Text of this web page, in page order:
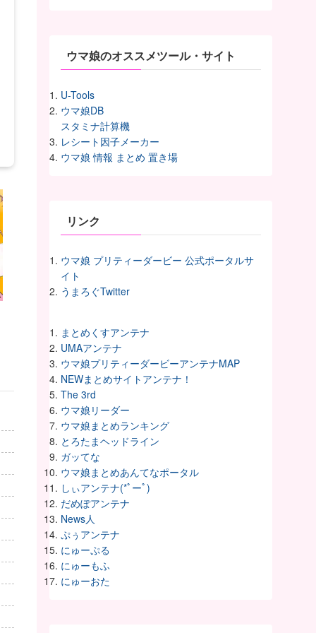
ウマ娘のオススメツール・サイト
U-Tools
ウマ娘DB
スタミナ計算機
レシート因子メーカー
ウマ娘 情報 まとめ 置き場
リンク
ウマ娘 プリティーダービー 公式ポータルサ
イト
うまろぐTwitter
まとめくすアンテナ
UMAアンテナ
ウマ娘プリティーダービーアンテナMAP
NEWまとめサイトアンテナ！
The 3rd
ウマ娘リーダー
ウマ娘まとめランキング
とろたまヘッドライン
ガッてな
ウマ娘まとめあんてなポータル
しぃアンテナ(*ﾟーﾟ)
だめぽアンテナ
News人
ぷぅアンテナ
にゅーぷる
にゅーもふ
にゅーおた